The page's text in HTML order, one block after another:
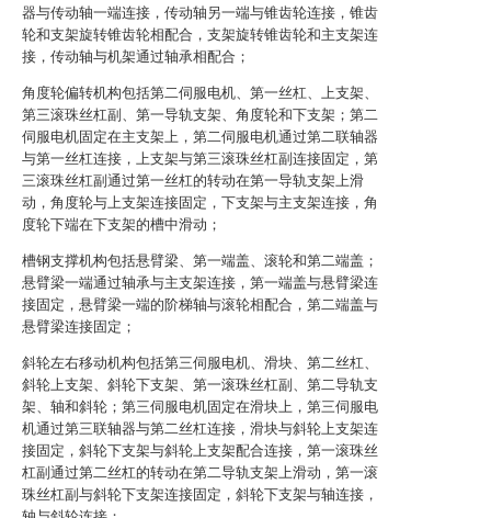
器与传动轴一端连接，传动轴另一端与锥齿轮连接，锥齿
轮和支架旋转锥齿轮相配合，支架旋转锥齿轮和主支架连
接，传动轴与机架通过轴承相配合；
角度轮偏转机构包括第二伺服电机、第一丝杠、上支架、
第三滚珠丝杠副、第一导轨支架、角度轮和下支架；第二
伺服电机固定在主支架上，第二伺服电机通过第二联轴器
与第一丝杠连接，上支架与第三滚珠丝杠副连接固定，第
三滚珠丝杠副通过第一丝杠的转动在第一导轨支架上滑
动，角度轮与上支架连接固定，下支架与主支架连接，角
度轮下端在下支架的槽中滑动；
槽钢支撑机构包括悬臂梁、第一端盖、滚轮和第二端盖；
悬臂梁一端通过轴承与主支架连接，第一端盖与悬臂梁连
接固定，悬臂梁一端的阶梯轴与滚轮相配合，第二端盖与
悬臂梁连接固定；
斜轮左右移动机构包括第三伺服电机、滑块、第二丝杠、
斜轮上支架、斜轮下支架、第一滚珠丝杠副、第二导轨支
架、轴和斜轮；第三伺服电机固定在滑块上，第三伺服电
机通过第三联轴器与第二丝杠连接，滑块与斜轮上支架连
接固定，斜轮下支架与斜轮上支架配合连接，第一滚珠丝
杠副通过第二丝杠的转动在第二导轨支架上滑动，第一滚
珠丝杠副与斜轮下支架连接固定，斜轮下支架与轴连接，